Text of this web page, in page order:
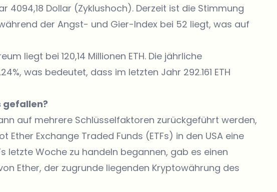
4094,18 Dollar (Zyklushoch). Derzeit ist die Stimmung
der Angst- und Gier-Index bei 52 liegt, was auf
liegt bei 120,14 Millionen ETH. Die jährliche
was bedeutet, dass im letzten Jahr 292.161 ETH
gefallen?
auf mehrere Schlüsselfaktoren zurückgeführt werden,
Ether Exchange Traded Funds (ETFs) in den USA eine
letzte Woche zu handeln begannen, gab es einen
Ether, der zugrunde liegenden Kryptowährung des